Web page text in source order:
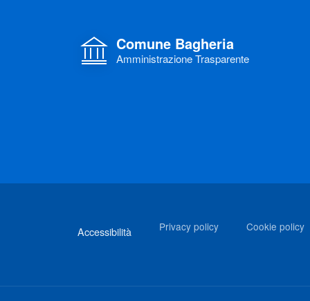
Comune Bagheria
Amministrazione Trasparente
Accessibilità Privacy policy Cookie policy